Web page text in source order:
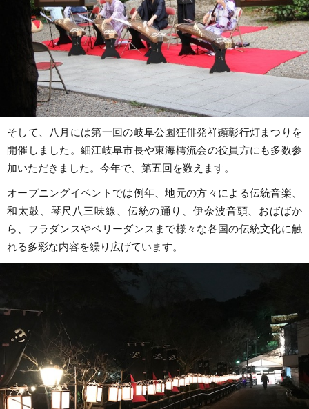
そして、八月には第一回の岐阜公園狂俳発祥顕彰行灯まつりを
開催しました。細江岐阜市長や東海樗流会の役員方にも多数参
加いただきました。今年で、第五回を数えます。
オープニングイベントでは例年、地元の方々による伝統音楽、
和太鼓、琴尺八三味線、伝統の踊り、伊奈波音頭、おばばか
ら、フラダンスやベリーダンスまで様々な各国の伝統文化に触
れる多彩な内容を繰り広げています。